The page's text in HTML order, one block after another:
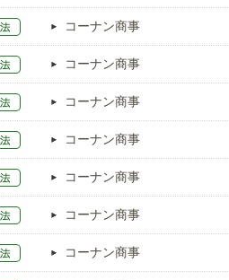
コーナン商事
コーナン商事
コーナン商事
コーナン商事
コーナン商事
コーナン商事
コーナン商事